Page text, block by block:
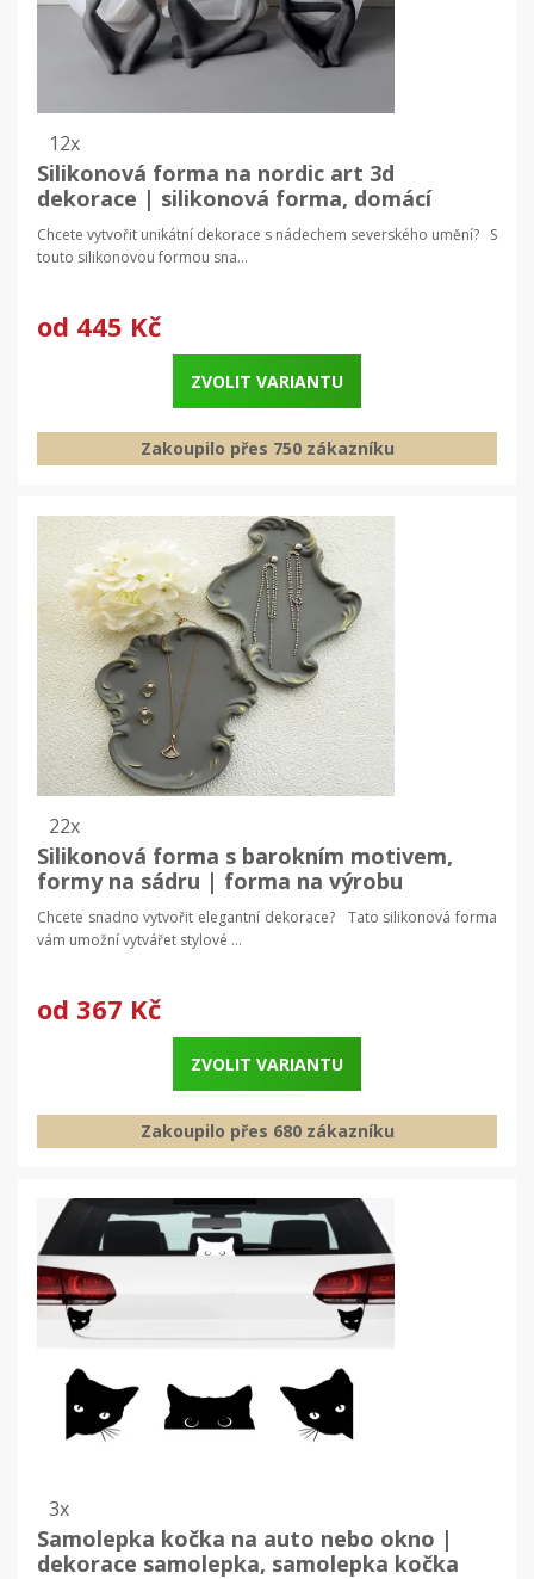
12x
Silikonová forma na nordic art 3d
dekorace | silikonová forma, domácí
dekorace
Chcete vytvořit unikátní dekorace s nádechem severského umění? S
touto silikonovou formou sna...
od 445 Kč
ZVOLIT VARIANTU
Zakoupilo přes 750 zákazníku
22x
Silikonová forma s barokním motivem,
formy na sádru | forma na výrobu
dekorací
Chcete snadno vytvořit elegantní dekorace? Tato silikonová forma
vám umožní vytvářet stylové ...
od 367 Kč
ZVOLIT VARIANTU
Zakoupilo přes 680 zákazníku
3x
Samolepka kočka na auto nebo okno |
dekorace samolepka, samolepka kočka